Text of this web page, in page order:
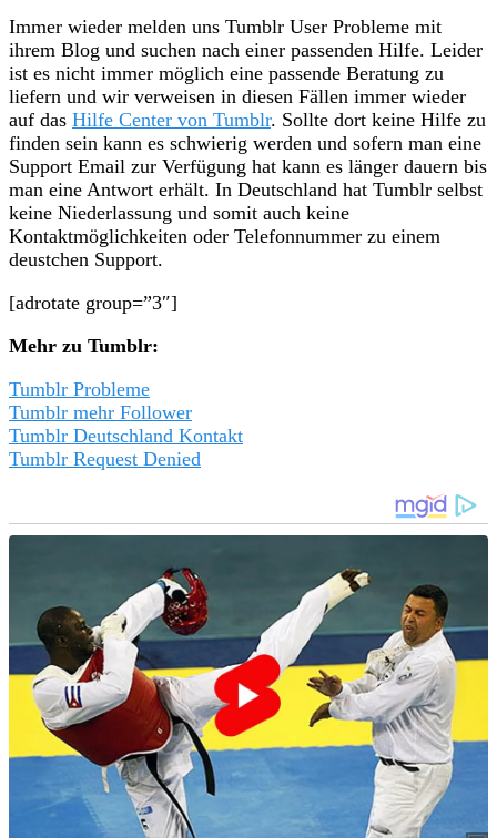
Immer wieder melden uns Tumblr User Probleme mit
ihrem Blog und suchen nach einer passenden Hilfe. Leider
ist es nicht immer möglich eine passende Beratung zu
liefern und wir verweisen in diesen Fällen immer wieder
auf das Hilfe Center von Tumblr. Sollte dort keine Hilfe zu
finden sein kann es schwierig werden und sofern man eine
Support Email zur Verfügung hat kann es länger dauern bis
man eine Antwort erhält. In Deutschland hat Tumblr selbst
keine Niederlassung und somit auch keine
Kontaktmöglichkeiten oder Telefonnummer zu einem
deustchen Support.
[adrotate group=”3″]
Mehr zu Tumblr:
Tumblr Probleme
Tumblr mehr Follower
Tumblr Deutschland Kontakt
Tumblr Request Denied